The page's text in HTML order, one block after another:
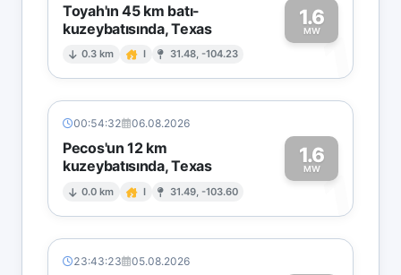
Toyah'ın 45 km batı-
kuzeybatısında, Texas
0.3 km I 31.48, -104.23
1.6
MW1
00:54:32 06.08.2026
Pecos'un 12 km
kuzeybatısında, Texas
0.0 km I 31.49, -103.60
1.6
MW1
23:43:23 05.08.2026